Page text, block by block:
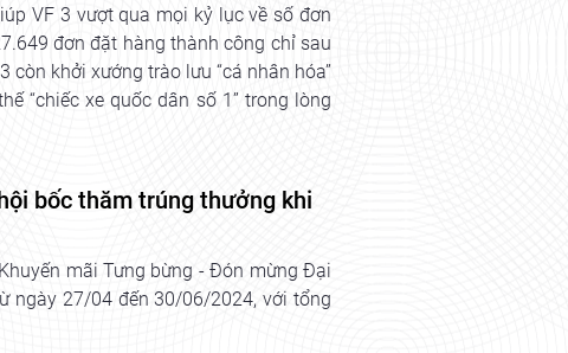
VF 3 vượt qua mọi kỷ lục về số đơn
đơn đặt hàng thành công chỉ sau
còn khởi xướng trào lưu “cá nhân hóa”
“chiếc xe quốc dân số 1” trong lòng
bốc thăm trúng thưởng khi
mãi Tưng bừng - Đón mừng Đại
ngày 27/04 đến 30/06/2024, với tổng